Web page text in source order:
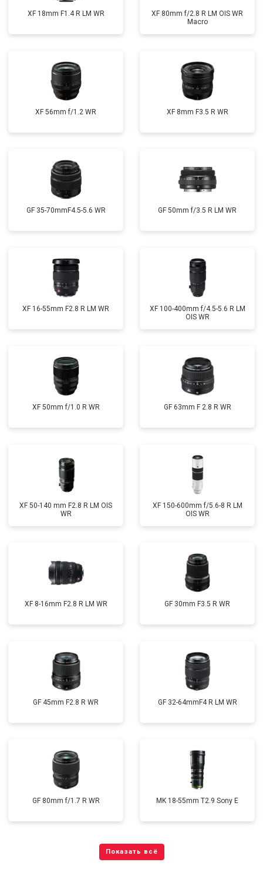
XF 18mm F1.4 R LM WR
XF 80mm f/2.8 R LM OIS WR
Macro
XF 56mm f/1.2 WR XF 8mm F3.5 R WR
GF 35-70mmF4.5-5.6 WR GF 50mm f/3.5 R LM WR
XF 16-55mm F2.8 R LM WR
XF 100-400mm f/4.5-5.6 R LM
OIS WR
XF 50mm f/1.0 R WR GF 63mm F 2.8 R WR
XF 50-140 mm F2.8 R LM OIS
WR
XF 150-600mm f/5.6-8 R LM
OIS WR
XF 8-16mm F2.8 R LM WR GF 30mm F3.5 R WR
GF 45mm F2.8 R WR GF 32-64mmF4 R LM WR
GF 80mm f/1.7 R WR MK 18-55mm T2.9 Sony E